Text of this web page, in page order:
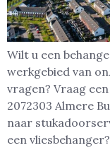
Wilt u een
werkgebied van
vragen? Vraag
2072303 Almere
naar
een